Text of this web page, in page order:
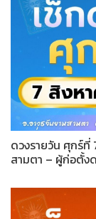
ดวงรายวัน ศุกร์ที่
สามตา – ผู้ก่อตั้ง